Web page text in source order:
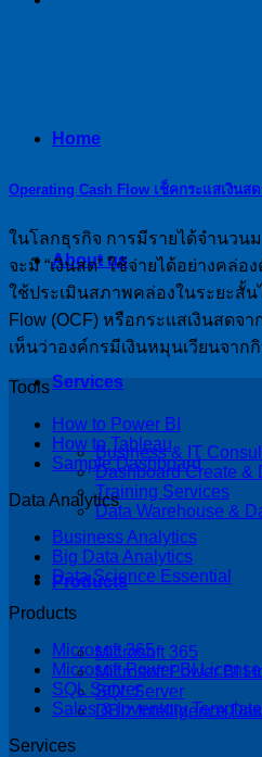
Home
About us
Services
Business & IT
Dashboard Create &
Training Services
Data Warehouse &
Products
Microsoft 365
Microsoft Power BI
SQL Server
DBIz Intelligence
Operating Cash Flow เช็คกระแสเงินส
ในโลกธุรกิจ การมีรายได้จำนวน
จะมี “เงินสด” ใช้จ่ายได้อย่างคล่
ใช้ประเมินสภาพคล่องในระยะสั้น
Flow (OCF) หรือกระแสเงินสดจ
เห็นว่าองค์กรมีเงินหมุนเวียนจาก
Tools
How to Power BI
How to Tableau
Sample Dashboard
Data Analytics
Business Analytics
Big Data Analytics
Data Science Essential
Products
Microsoft 365
Microsoft Power BI License
SQL Server
Sales & Inventory
Services